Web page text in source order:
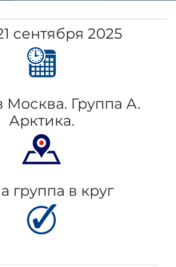
сентября 2025
Группа А.
Арктика.
группа в круг